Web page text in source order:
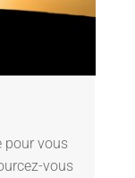
pour vous
vous